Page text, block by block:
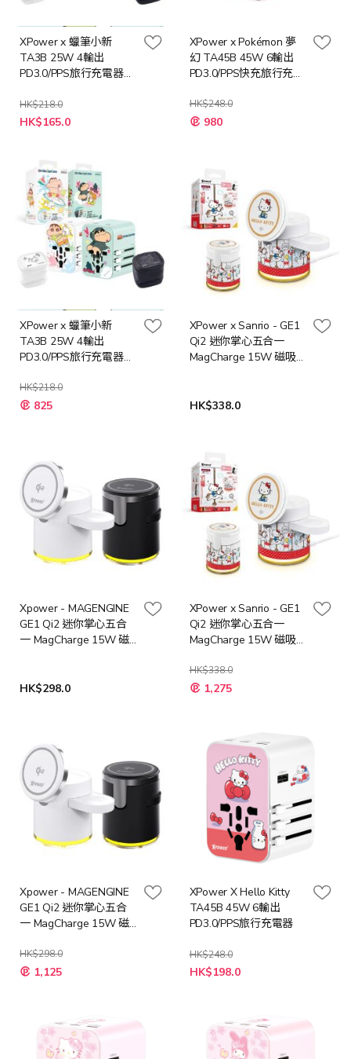
XPower x 蠟筆小新
TA3B 25W 4輸出
PD3.0/PPS旅行充電器
HK$218.0
HK$165.0
XPower x Pokémon 夢
幻 TA45B 45W 6輸出
PD3.0/PPS快充旅行充電
HK$248.0
特
殊 980
XPower x 蠟筆小新
TA3B 25W 4輸出
PD3.0/PPS旅行充電器
HK$218.0
825
XPower x Sanrio - GE1
Qi2 迷你掌心五合一
MagCharge 15W 磁吸
HK$338.0
Xpower - MAGENGINE
GE1 Qi2 迷你掌心五合
一 MagCharge 15W 磁
HK$298.0
XPower x Sanrio - GE1
Qi2 迷你掌心五合一
MagCharge 15W 磁吸
HK$338.0
1,275
Xpower - MAGENGINE
GE1 Qi2 迷你掌心五合
一 MagCharge 15W 磁
色]
HK$298.0
1,125
XPower X Hello Kitty
TA45B 45W 6輸出
PD3.0/PPS旅行充電器
HK$248.0
特
殊
HK$198.0